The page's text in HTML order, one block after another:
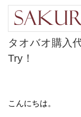
タオバオ購入
Try！
こんにちは。